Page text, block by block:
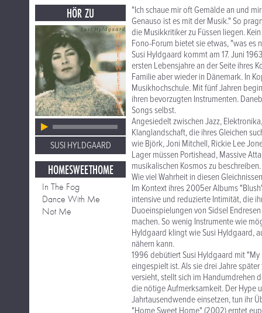
HÖR ZU
SUSI HYLDGAARD
HOMESWEETHOME
In The Fog
Dance With Me
Not Me
"Ich schaue mir oft Gemälde an und
Genauso ist es mit der Musik." So
die Musikkritiker zu Füssen liegen.
Fono-Forum bietet sie etwas, "was es
Susi Hyldgaard kommt am 17. Juni
ersten Lebensjahre an der Seite ihres
Familie aber wieder in Dänemark. In
Musikhochschule. Mit fünf Jahren
ihren bevorzugten Instrumenten.
Songs selbst.
Angesiedelt zwischen Jazz,
Klanglandschaft, die ihres Gleichen
wie Björk, Joni Mitchell, Rickie Lee
Lager müssen Portishead, Massive
musikalischen Kosmos zu
Wie viel Wahrheit in diesen
Im Kontext ihres 2005er Albums
intensive und reduzierte Intimität, die
Duoeinspielungen von Sidsel
machen. So wenig Instrumente wie
Hyldgaard klingt wie Susi Hyldgaard,
nähern kann.
1996 debütiert Susi Hyldgaard mit
eingespielt ist. Als sie drei Jahre
versieht, stellt sich im Handumdrehen
die nötige Aufmerksamkeit. Der Hype
Jahrtausendwende einsetzen, tun ihr